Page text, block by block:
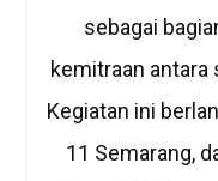
sebagai
kemitraan antara
Kegiatan ini
11 Semarang,